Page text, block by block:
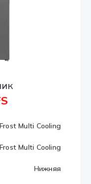
Multi Cooling
Multi Cooling
Нижняя